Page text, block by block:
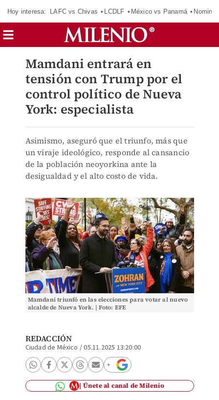
Hoy interesa: LAFC vs Chivas LCDLF México vs Panamá
Mamdani entrará en
tensión con Trump por el
control político de Nueva
York: especialista
Asimismo, aseguró que el triunfo, más que
un viraje ideológico, responde al cansancio
de la población neoyorkina ante la
desigualdad y el alto costo de vida.
Mamdani triunfó en las elecciones para votar al nuevo
alcalde de Nueva York. | Foto: EFE
REDACCIÓN
Ciudad de México /05.11.2025 13:20:00
Únete al canal de Milenio